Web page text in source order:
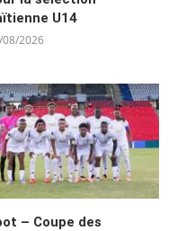
U14
08/2026
– Coupe des